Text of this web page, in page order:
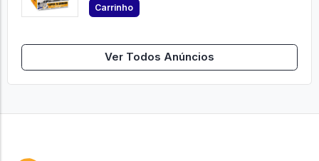
Funko POP! Animation Dragon Ball
Carrinho